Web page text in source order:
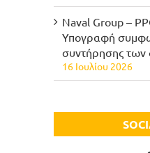
Naval Group –
Υπογραφή
συντήρησης
16 Ιουλίου 2026